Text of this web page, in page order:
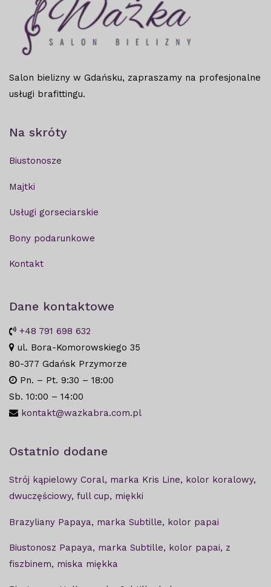
Salon bielizny w Gdańsku, zapraszamy na profesjonalne
usługi brafittingu.
Na skróty
Biustonosze
Majtki
Usługi gorseciarskie
Bony podarunkowe
Kontakt
Dane kontaktowe
+48 791 698 632
ul. Bora-Komorowskiego 35
80-377 Gdańsk Przymorze
Pn. – Pt. 9:30 – 18:00
Sb. 10:00 – 14:00
kontakt@wazkabra.com.pl
Ostatnio dodane
Strój kąpielowy Coral, marka Kris Line, kolor koralowy,
dwuczęściowy, full cup, miękki
Brazyliany Papaya, marka Subtille, kolor papai
Biustonosz Papaya, marka Subtille, kolor papai, z
fiszbinem, miska miękka